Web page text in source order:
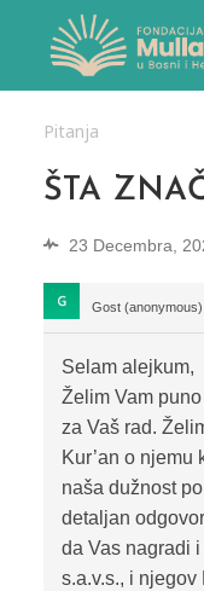
Pitanja
ŠTA
23 Decembra,
Gost (anonymous)
Selam alejkum,
Želim Vam
za Vaš rad.
Kur’an o njemu
naša dužnost
detaljan
da Vas nagradi
s.a.v.s., i njegov